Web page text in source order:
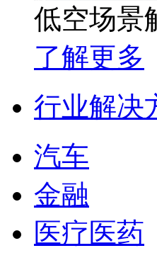
低空场景
了解更多
行业解决
汽车
金融
医疗医药